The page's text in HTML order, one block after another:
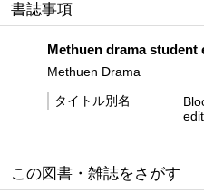
書誌事項
Methuen drama student
Methuen Drama
タイトル別名
この図書・雑誌をさがす